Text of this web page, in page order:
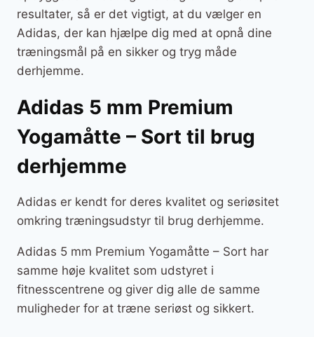
resultater, så er det vigtigt, at du vælger en
Adidas, der kan hjælpe dig med at opnå dine
træningsmål på en sikker og tryg måde
derhjemme.
Adidas 5 mm Premium
Yogamåtte – Sort til brug
derhjemme
Adidas er kendt for deres kvalitet og seriøsitet
omkring træningsudstyr til brug derhjemme.
Adidas 5 mm Premium Yogamåtte – Sort har
samme høje kvalitet som udstyret i
fitnesscentrene og giver dig alle de samme
muligheder for at træne seriøst og sikkert.